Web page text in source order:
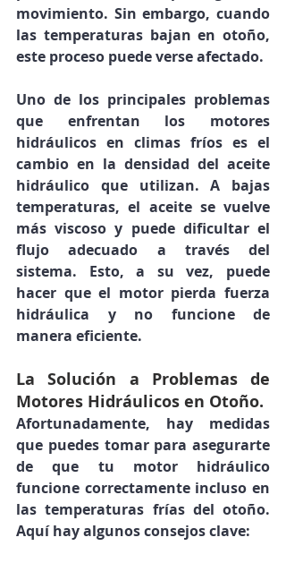
movimiento. Sin embargo, cuando
las temperaturas bajan en otoño,
este proceso puede verse afectado.
Uno de los principales problemas
que enfrentan los motores
hidráulicos en climas fríos es el
cambio en la densidad del aceite
hidráulico que utilizan. A bajas
temperaturas, el aceite se vuelve
más viscoso y puede dificultar el
flujo adecuado a través del
sistema. Esto, a su vez, puede
hacer que el motor pierda fuerza
hidráulica y no funcione de
manera eficiente.
La Solución a Problemas de
Motores Hidráulicos en Otoño.
Afortunadamente, hay medidas
que puedes tomar para asegurarte
de que tu motor hidráulico
funcione correctamente incluso en
las temperaturas frías del otoño.
Aquí hay algunos consejos clave: